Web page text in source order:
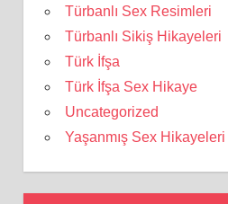
Türbanlı Sex Resimleri
Türbanlı Sikiş Hikayeleri
Türk İfşa
Türk İfşa Sex Hikaye
Uncategorized
Yaşanmış Sex Hikayeleri